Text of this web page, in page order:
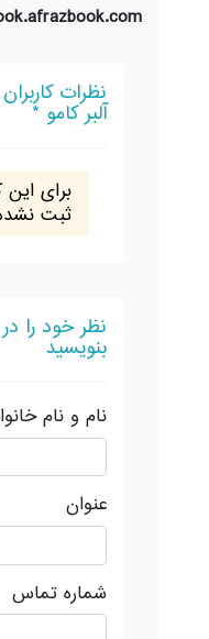
نظرات
آلبر کامو *
برای
ثبت
نظر خود را
بنویسید
نام و نام
عنوان
شماره تماس